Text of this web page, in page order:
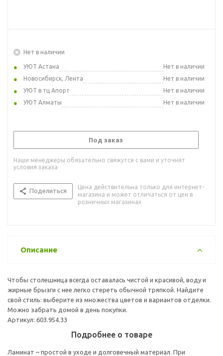
Нет в наличии
УЮТ Астана
Нет в наличии
Новосибирск, Лента
Нет в наличии
УЮТ в тц Апорт
Нет в наличии
УЮТ Алматы
Нет в наличии
Под заказ
Наши менеджеры обязательно свяжутся с вами и уточнят
условия заказа
Поделиться
Цена действительна только для интернет-
магазина и может отличаться от цен в
розничных магазинах
Описание
Чтобы столешница всегда оставалась чистой и красивой, воду и
жирные брызги с нее легко стереть обычной тряпкой. Найдите
свой стиль: выберите из множества цветов и вариантов отделки.
Можно забрать домой в день покупки.
Артикул: 603.954.33
Подробнее о товаре
Ламинат – простой в уходе и долговечный материал. При